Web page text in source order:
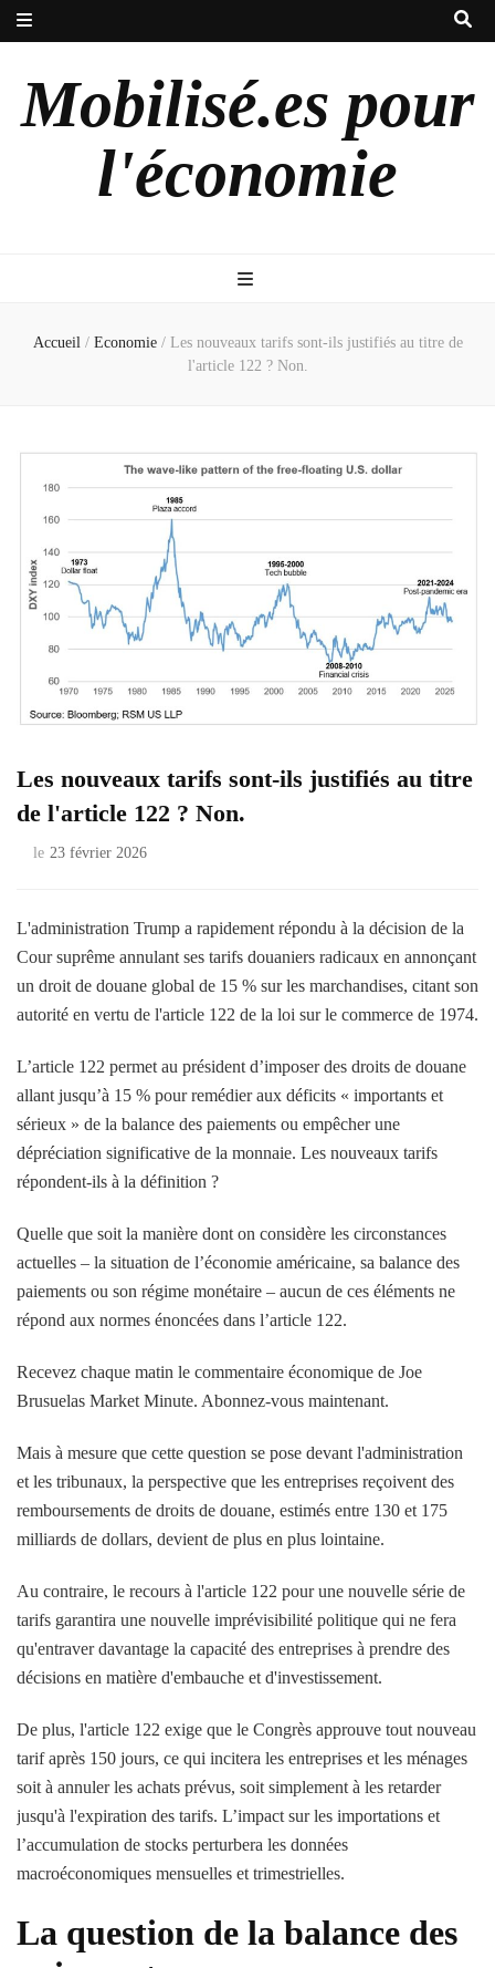
Mobilisé.es pour
l'économie
Accueil / Economie / Les nouveaux tarifs sont-ils justifiés au titre de
l'article 122 ? Non.
Les nouveaux tarifs sont-ils justifiés au titre
de l'article 122 ? Non.
le 23 février 2026
L'administration Trump a rapidement répondu à la décision de la
Cour suprême annulant ses tarifs douaniers radicaux en annonçant
un droit de douane global de 15 % sur les marchandises, citant son
autorité en vertu de l'article 122 de la loi sur le commerce de 1974.
L’article 122 permet au président d’imposer des droits de douane
allant jusqu’à 15 % pour remédier aux déficits « importants et
sérieux » de la balance des paiements ou empêcher une
dépréciation significative de la monnaie. Les nouveaux tarifs
répondent-ils à la définition ?
Quelle que soit la manière dont on considère les circonstances
actuelles – la situation de l’économie américaine, sa balance des
paiements ou son régime monétaire – aucun de ces éléments ne
répond aux normes énoncées dans l’article 122.
Recevez chaque matin le commentaire économique de Joe
Brusuelas Market Minute. Abonnez-vous maintenant.
Mais à mesure que cette question se pose devant l'administration
et les tribunaux, la perspective que les entreprises reçoivent des
remboursements de droits de douane, estimés entre 130 et 175
milliards de dollars, devient de plus en plus lointaine.
Au contraire, le recours à l'article 122 pour une nouvelle série de
tarifs garantira une nouvelle imprévisibilité politique qui ne fera
qu'entraver davantage la capacité des entreprises à prendre des
décisions en matière d'embauche et d'investissement.
De plus, l'article 122 exige que le Congrès approuve tout nouveau
tarif après 150 jours, ce qui incitera les entreprises et les ménages
soit à annuler les achats prévus, soit simplement à les retarder
jusqu'à l'expiration des tarifs. L’impact sur les importations et
l’accumulation de stocks perturbera les données
macroéconomiques mensuelles et trimestrielles.
La question de la balance des